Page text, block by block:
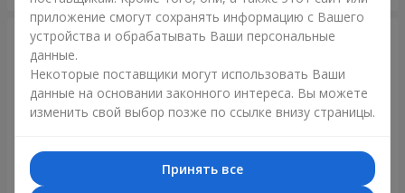
приложение смогут сохранять информацию с Вашего
устройства и обрабатывать Ваши персональные
данные.
Некоторые поставщики могут использовать Ваши
данные на основании законного интереса. Вы можете
изменить свой выбор позже по ссылке внизу страницы.
Принять все